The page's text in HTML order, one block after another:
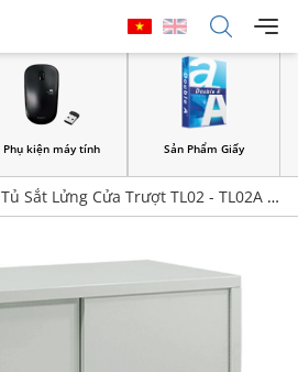
Phụ kiện máy tính Sản Phẩm Giấy
Tủ Sắt Lửng Cửa Trượt TL02 - TL02A |